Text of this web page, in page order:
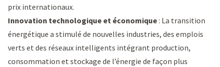
prix internationaux.
Innovation technologique et économique: La transition
énergétique a stimulé de nouvelles industries, des emplois
verts et des réseaux intelligents intégrant production,
consommation et stockage de l’énergie de façon plus